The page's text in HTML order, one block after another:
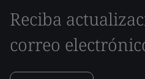
Reciba
correo